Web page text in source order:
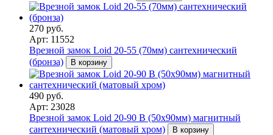
270 руб.
Арт: 11552
Врезной замок Loid 20-55 (70мм) сантехнический
(бронза)
В корзину
490 руб.
Арт: 23028
Врезной замок Loid 20-90 B (50х90мм) магнитный
сантехнический (матовый хром)
В корзину